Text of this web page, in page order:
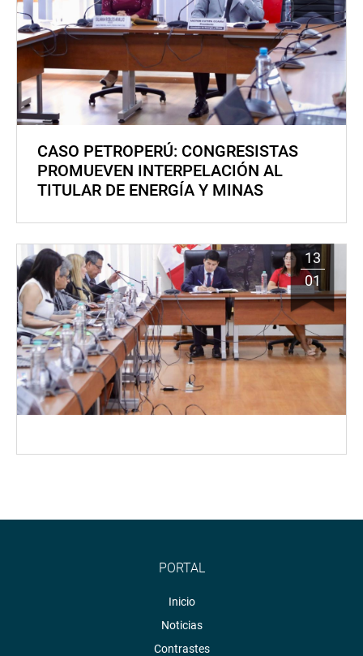
CASO PETROPERÚ: CONGRESISTAS
PROMUEVEN INTERPELACIÓN AL
TITULAR DE ENERGÍA Y MINAS
13
01
PORTAL
Inicio
Noticias
Contrastes